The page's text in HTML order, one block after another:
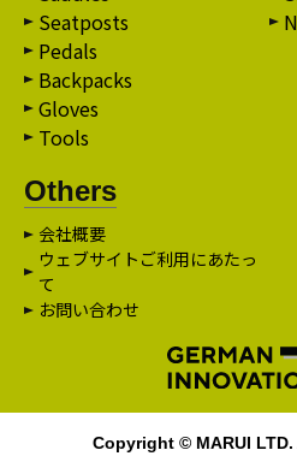
Seatposts
Pedals
Backpacks
Gloves
Tools
Others
会社概要
ウェブサイトご利用にあたっ
て
お問い合わせ
Copyright © MARUI